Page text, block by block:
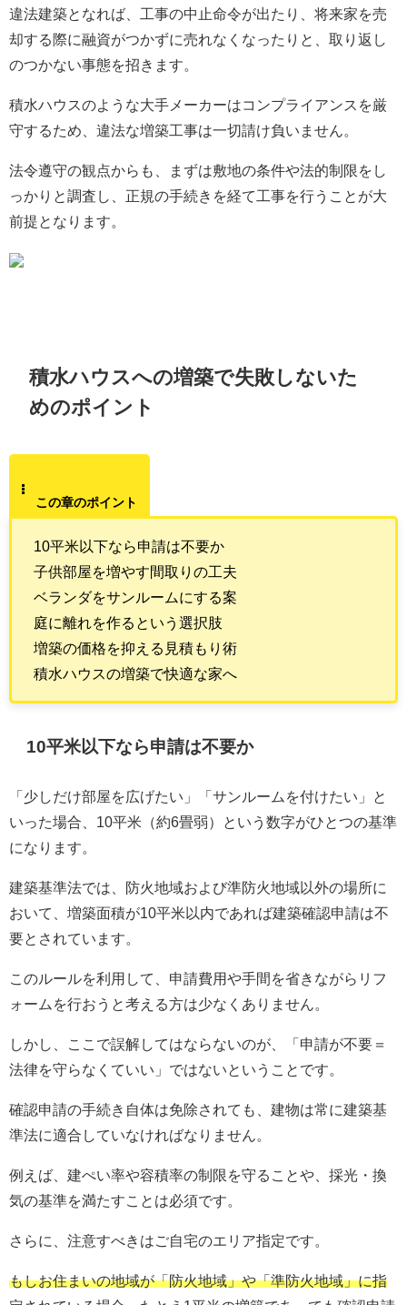
違法建築となれば、工事の中止命令が出たり、将来家を売
却する際に融資がつかずに売れなくなったりと、取り返し
のつかない事態を招きます。
積水ハウスのような大手メーカーはコンプライアンスを厳
守するため、違法な増築工事は一切請け負いません。
法令遵守の観点からも、まずは敷地の条件や法的制限をし
っかりと調査し、正規の手続きを経て工事を行うことが大
前提となります。
積水ハウスへの増築で失敗しないた
めのポイント
この章のポイント
10平米以下なら申請は不要か
子供部屋を増やす間取りの工夫
ベランダをサンルームにする案
庭に離れを作るという選択肢
増築の価格を抑える見積もり術
積水ハウスの増築で快適な家へ
10平米以下なら申請は不要か
「少しだけ部屋を広げたい」「サンルームを付けたい」と
いった場合、10平米（約6畳弱）という数字がひとつの基準
になります。
建築基準法では、防火地域および準防火地域以外の場所に
おいて、増築面積が10平米以内であれば建築確認申請は不
要とされています。
このルールを利用して、申請費用や手間を省きながらリフ
ォームを行おうと考える方は少なくありません。
しかし、ここで誤解してはならないのが、「申請が不要＝
法律を守らなくていい」ではないということです。
確認申請の手続き自体は免除されても、建物は常に建築基
準法に適合していなければなりません。
例えば、建ぺい率や容積率の制限を守ることや、採光・換
気の基準を満たすことは必須です。
さらに、注意すべきはご自宅のエリア指定です。
もしお住まいの地域が「防火地域」や「準防火地域」に指